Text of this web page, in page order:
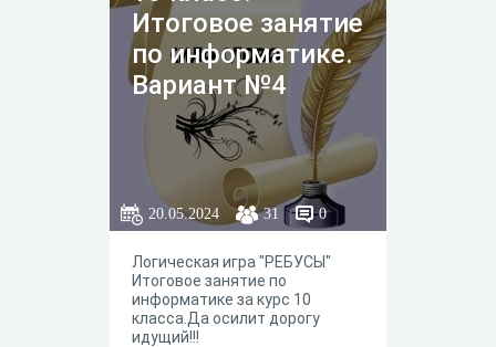
Итоговое занятие
по информатике.
Вариант №4
20.05.2024 31 0
Логическая игра "РЕБУСЫ"
Итоговое занятие по
информатике за курс 10
класса.Да осилит дорогу
идущий!!!